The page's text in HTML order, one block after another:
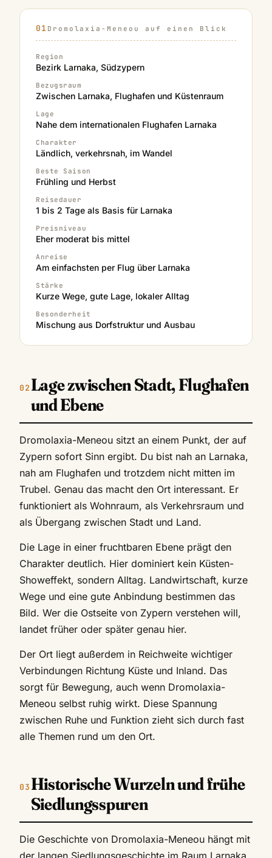
Dromolaxia-Meneou auf einen Blick
Region
Bezirk Larnaka, Südzypern
Bezugsraum
Zwischen Larnaka, Flughafen und Küstenraum
Lage
Nahe dem internationalen Flughafen Larnaka
Charakter
Ländlich, verkehrsnah, im Wandel
Beste Saison
Frühling und Herbst
Reisedauer
1 bis 2 Tage als Basis für Larnaka
Preisniveau
Eher moderat bis mittel
Anreise
Am einfachsten per Flug über Larnaka
Stärke
Kurze Wege, gute Lage, lokaler Alltag
Besonderheit
Mischung aus Dorfstruktur und Ausbau
Lage zwischen Stadt, Flughafen
und Ebene
Dromolaxia-Meneou sitzt an einem Punkt, der auf
Zypern sofort Sinn ergibt. Du bist nah an Larnaka,
nah am Flughafen und trotzdem nicht mitten im
Trubel. Genau das macht den Ort interessant. Er
funktioniert als Wohnraum, als Verkehrsraum und
als Übergang zwischen Stadt und Land.
Die Lage in einer fruchtbaren Ebene prägt den
Charakter deutlich. Hier dominiert kein Küsten-
Showeffekt, sondern Alltag. Landwirtschaft, kurze
Wege und eine gute Anbindung bestimmen das
Bild. Wer die Ostseite von Zypern verstehen will,
landet früher oder später genau hier.
Der Ort liegt außerdem in Reichweite wichtiger
Verbindungen Richtung Küste und Inland. Das
sorgt für Bewegung, auch wenn Dromolaxia-
Meneou selbst ruhig wirkt. Diese Spannung
zwischen Ruhe und Funktion zieht sich durch fast
alle Themen rund um den Ort.
Historische Wurzeln und frühe
Siedlungsspuren
Die Geschichte von Dromolaxia-Meneou hängt mit
der langen Siedlungsgeschichte im Raum Larnaka